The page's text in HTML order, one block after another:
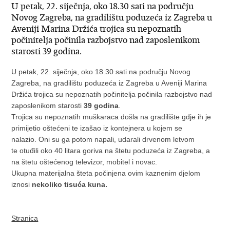
U petak, 22. siječnja, oko 18.30 sati na području
Novog Zagreba, na gradilištu poduzeća iz Zagreba u
Aveniji Marina Držića trojica su nepoznatih
počinitelja počinila razbojstvo nad zaposlenikom
starosti 39 godina.
U petak, 22. siječnja, oko 18.30 sati na području Novog
Zagreba, na gradilištu poduzeća iz Zagreba u Aveniji Marina
Držića trojica su nepoznatih počinitelja počinila razbojstvo nad
zaposlenikom starosti39 godina
Trojica su nepoznatih muškaraca došla na gradilište gdje ih je
primijetio oštećeni te izašao iz kontejnera u kojem se
nalazio. Oni su ga potom napali, udarali drvenom letvom
te otuđili oko 40 litara goriva na štetu poduzeća iz Zagreba, a
na štetu oštećenog televizor, mobitel i novac.
Ukupna materijalna šteta počinjena ovim kaznenim djelom
iznosi nekoliko tisuća kuna.
Stranica